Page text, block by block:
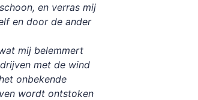
en verras mij
en door de ander
mij belemmert
met de wind
onbekende
wordt ontstoken